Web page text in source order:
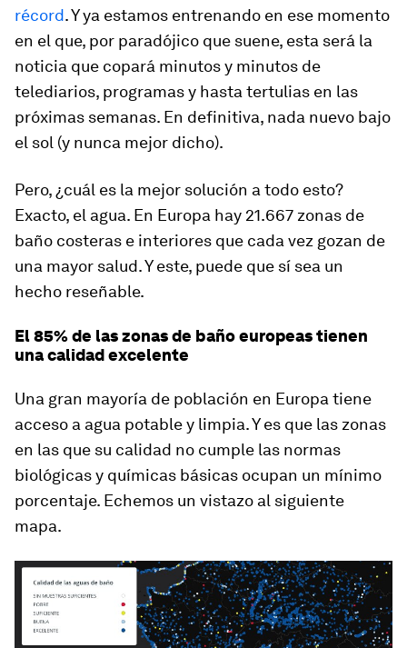
récord. Y ya estamos entrenando en ese momento
en el que, por paradójico que suene, esta será la
noticia que copará minutos y minutos de
telediarios, programas y hasta tertulias en las
próximas semanas. En definitiva, nada nuevo bajo
el sol (y nunca mejor dicho).
Pero, ¿cuál es la mejor solución a todo esto?
Exacto, el agua. En Europa hay 21.667 zonas de
baño costeras e interiores que cada vez gozan de
una mayor salud. Y este, puede que sí sea un
hecho reseñable.
El 85% de las zonas de baño europeas tienen
una calidad excelente
Una gran mayoría de población en Europa tiene
acceso a agua potable y limpia. Y es que las zonas
en las que su calidad no cumple las normas
biológicas y químicas básicas ocupan un mínimo
porcentaje. Echemos un vistazo al siguiente
mapa.